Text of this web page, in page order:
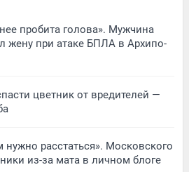
пробита голова». Мужчина
жену при атаке БПЛА в Архипо-
цветник от вредителей —
нужно расстаться». Московского
из-за мата в личном блоге